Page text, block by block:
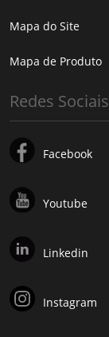
Mapa do Site
Mapa de Produto
Redes Sociais
Facebook
Youtube
Linkedin
Instagram